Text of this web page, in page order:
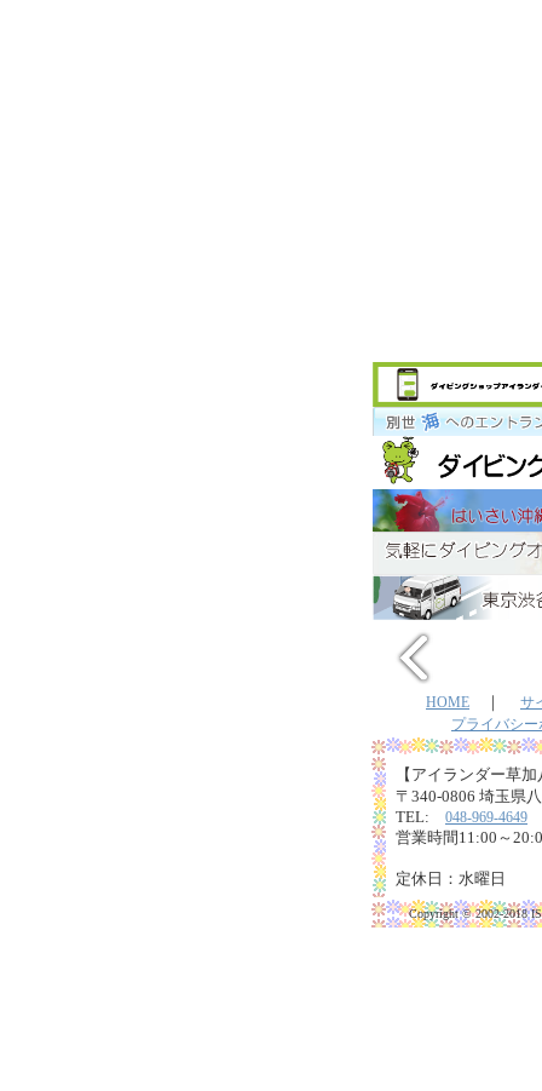
HOME ｜ サ
プライバシ
【アイランダー草
〒340-0806 埼玉県
TEL: 048-969-4649
営業時間11:00～
定休日：水曜日
Copyright © 2002-2018